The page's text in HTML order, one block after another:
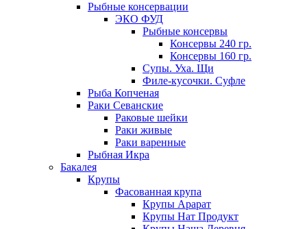
Рыбные консервации
ЭКО ФУД
Рыбные консервы
Консервы 240 гр.
Консервы 160 гр.
Супы. Уха. Щи
Филе-кусочки. Суфле
Рыба Копченая
Раки Севанские
Раковые шейки
Раки живые
Раки варенные
Рыбная Икра
Бакалея
Крупы
Фасованная крупа
Крупы Арарат
Крупы Нат Продукт